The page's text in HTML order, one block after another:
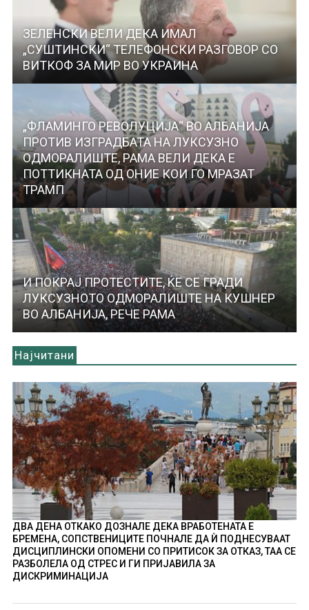
ЗЕЛЕНСКИ ВЕЛИ ДЕКА ИМАЛ
„СУШТИНСКИ“ ТЕЛЕФОНСКИ РАЗГОВОР СО
ВИТКОФ ЗА МИР ВО УКРАИНА
„ФЛАМИНГО РЕВОЛУЦИЈА“ ВО АЛБАНИЈА
ПРОТИВ ИЗГРАДБАТА НА ЛУКСУЗНО
ОДМОРАЛИШТЕ, РАМА ВЕЛИ ДЕКА Е
ПОТТИКНАТА ОД ОНИЕ КОИ ГО МРАЗАТ
ТРАМП
И ПОКРАЈ ПРОТЕСТИТЕ, ЌЕ СЕ ГРАДИ
ЛУКСУЗНOTO ОДМОРАЛИШТЕ НА КУШНЕР
ВО АЛБАНИЈА, РЕЧЕ РАМА
Најчитани
ДВА ДЕНА ОТКАКО ДОЗНАЛЕ ДЕКА ВРАБОТЕНАТА Е
БРЕМЕНА, СОПСТВЕНИЦИТЕ ПОЧНАЛЕ ДА Ѝ ПОДНЕСУВААТ
ДИСЦИПЛИНСКИ ОПОМЕНИ СО ПРИТИСОК ЗА ОТКАЗ, ТАА СЕ
РАЗБОЛЕЛА ОД СТРЕС И ГИ ПРИЈАВИЛА ЗА
ДИСКРИМИНАЦИЈА